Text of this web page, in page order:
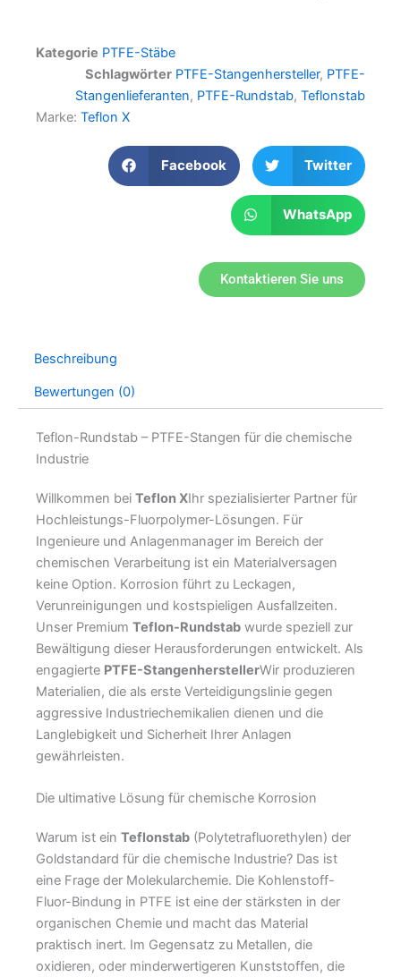
Kategorie PTFE-Stäbe
Schlagwörter PTFE-Stangenhersteller, PTFE-
Stangenlieferanten, PTFE-Rundstab, Teflonstab
Marke: Teflon X
Facebook Twitter
WhatsApp
Kontaktieren Sie uns
Beschreibung
Bewertungen (0)
Teflon-Rundstab – PTFE-Stangen für die chemische
Industrie
Willkommen bei Teflon XIhr spezialisierter Partner für
Hochleistungs-Fluorpolymer-Lösungen. Für
Ingenieure und Anlagenmanager im Bereich der
chemischen Verarbeitung ist ein Materialversagen
keine Option. Korrosion führt zu Leckagen,
Verunreinigungen und kostspieligen Ausfallzeiten.
Unser Premium Teflon-Rundstab wurde speziell zur
Bewältigung dieser Herausforderungen entwickelt. Als
engagierte PTFE-StangenherstellerWir produzieren
Materialien, die als erste Verteidigungslinie gegen
aggressive Industriechemikalien dienen und die
Langlebigkeit und Sicherheit Ihrer Anlagen
gewährleisten.
Die ultimative Lösung für chemische Korrosion
Warum ist ein Teflonstab (Polytetrafluorethylen) der
Goldstandard für die chemische Industrie? Das ist
eine Frage der Molekularchemie. Die Kohlenstoff-
Fluor-Bindung in PTFE ist eine der stärksten in der
organischen Chemie und macht das Material
praktisch inert. Im Gegensatz zu Metallen, die
oxidieren, oder minderwertigeren Kunststoffen, die